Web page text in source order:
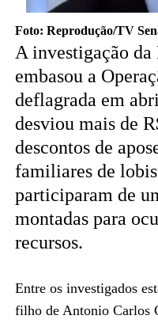
Foto: Reprodução/TV
A investigação
embasou a
deflagrada em
desviou mais de
descontos de
familiares de
participaram de
montadas para
recursos.
Entre os investigados
filho de Antonio Carlos